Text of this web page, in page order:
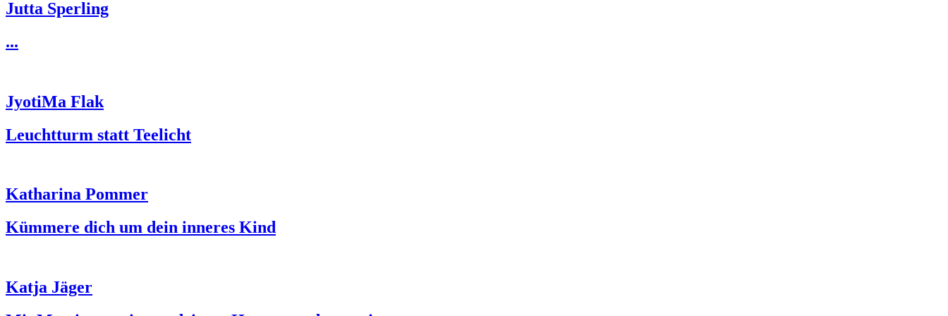
Jutta Sperling
...
JyotiMa Flak
Leuchtturm statt Teelicht
Katharina Pommer
Kümmere dich um dein inneres Kind
Katja Jäger